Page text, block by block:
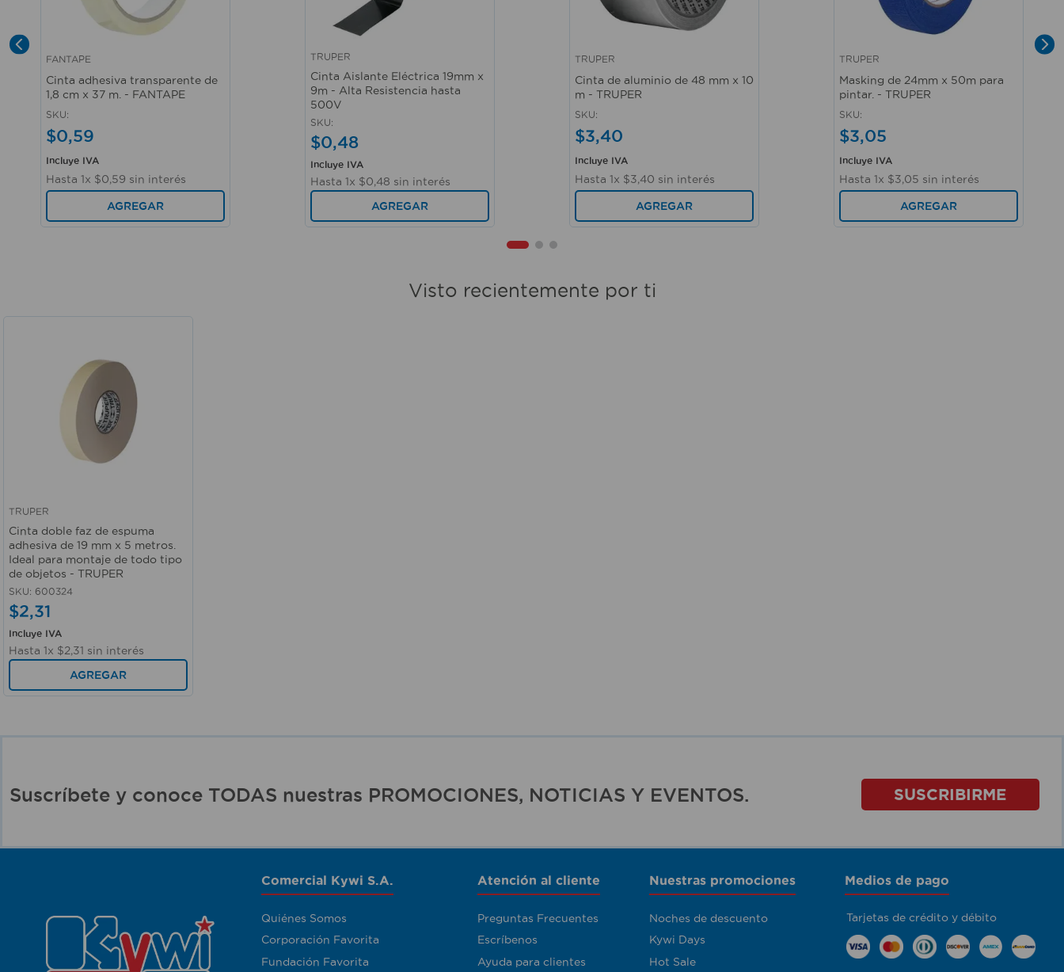
Vista rápida
FANTAPE
Cinta adhesiva transparente de
1,8 cm x 37 m. - FANTAPE
SKU:
$0,59
Incluye IVA
Hasta 1x $0,59 sin interés
AGREGAR
TRUPER
Cinta Aislante Eléctrica 19mm x
9m - Alta Resistencia hasta
500V
SKU:
$0,48
Incluye IVA
Hasta 1x $0,48 sin interés
AGREGAR
Vista rápida
TRUPER
Cinta de aluminio de 48 mm x 10
m - TRUPER
SKU:
$3,40
Incluye IVA
Hasta 1x $3,40 sin interés
AGREGAR
Vista rápida
TRUPER
Masking de 24mm x 50m para
pintar. - TRUPER
SKU:
$3,05
Incluye IVA
Hasta 1x $3,05 sin interés
AGREGAR
Visto recientemente por ti
TRUPER
Cinta doble faz de espuma
adhesiva de 19 mm x 5 metros.
Ideal para montaje de todo tipo
de objetos - TRUPER
SKU: 600324
$2,31
Incluye IVA
Hasta 1x $2,31 sin interés
AGREGAR
Suscríbete y conoce TODAS nuestras PROMOCIONES, NOTICIAS Y EVENTOS. SUSCRIBIRME
Comercial Kywi S.A.
Quiénes Somos
Corporación Favorita
Fundación Favorita
Atención al cliente
Preguntas Frecuentes
Escríbenos
Ayuda para clientes
Nuestras promociones
Noches de descuento
Kywi Days
Hot Sale
Medios de pago
Tarjetas de crédito y débito